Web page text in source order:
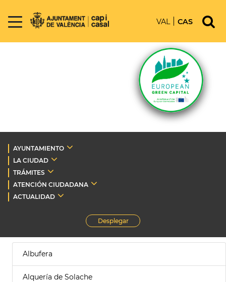
VAL CAS
AYUNTAMIENTO
LA CIUDAD
TRÁMITES
ATENCIÓN CIUDADANA
ACTUALIDAD
Desplegar
Albufera
Alquería de Solache